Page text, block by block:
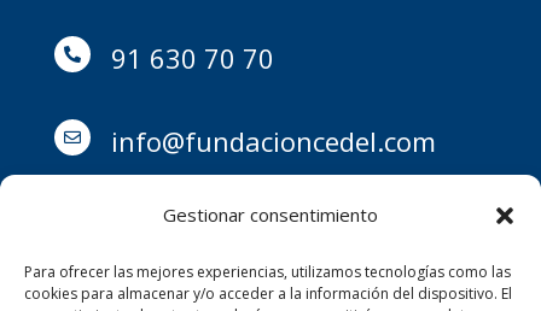
Gestionar consentimiento
Para ofrecer las mejores experiencias, utilizamos tecnologías como las
cookies para almacenar y/o acceder a la información del dispositivo. El
 91 630 70 70
 info@fundacioncedel.com
 Avd. Barrancos 7, 28290,